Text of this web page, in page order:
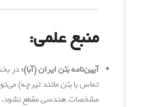
منبع علمی:
آیین‌نامه بتن ایران (آبا):در
تماس با بتن مانند تیرچه)
مشخصات هندسی مقطع نشود.